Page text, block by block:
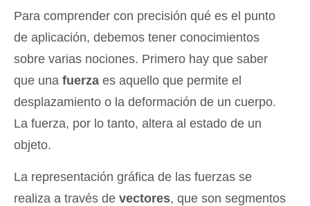
Para comprender con precisión qué es el punto
de aplicación, debemos tener conocimientos
sobre varias nociones. Primero hay que saber
que una fuerza es aquello que permite el
desplazamiento o la deformación de un cuerpo.
La fuerza, por lo tanto, altera al estado de un
objeto.
La representación gráfica de las fuerzas se
realiza a través de vectores, que son segmentos